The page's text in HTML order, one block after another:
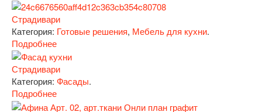
Страдивари
Категория: Готовые решения, Мебель для кухни.
Подробнее
Страдивари
Категория: Фасады.
Подробнее